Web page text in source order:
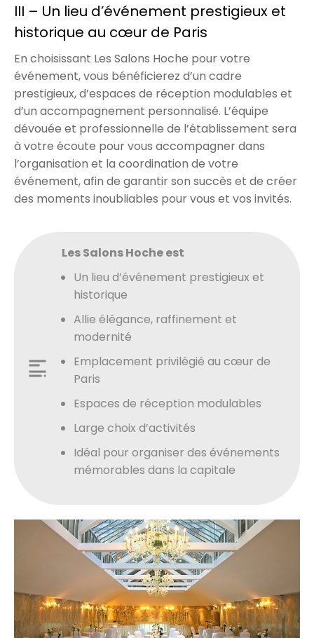
III – Un lieu d’événement prestigieux et
historique au cœur de Paris
En choisissant Les Salons Hoche pour votre
événement, vous bénéficierez d’un cadre
prestigieux, d’espaces de réception modulables et
d’un accompagnement personnalisé. L’équipe
dévouée et professionnelle de l’établissement sera
à votre écoute pour vous accompagner dans
l’organisation et la coordination de votre
événement, afin de garantir son succès et de créer
des moments inoubliables pour vous et vos invités.
Les Salons Hoche est
Un lieu d’événement prestigieux et
historique
Allie élégance, raffinement et
modernité
Emplacement privilégié au cœur de
Paris
Espaces de réception modulables
Large choix d’activités
Idéal pour organiser des événements
mémorables dans la capitale